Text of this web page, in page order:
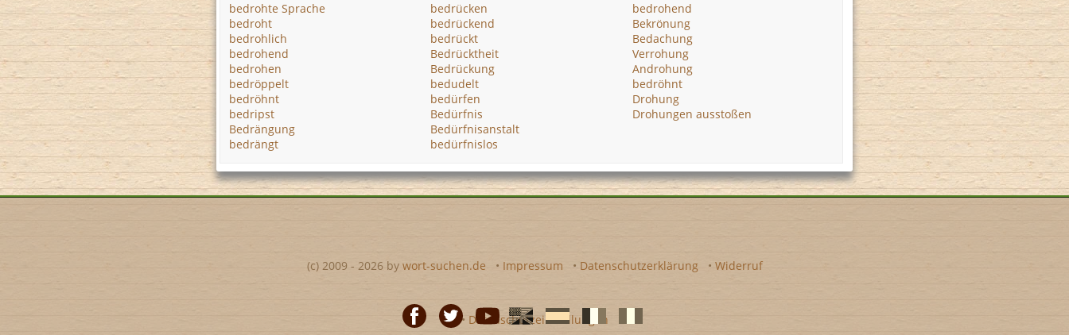
bedrohte Sprache
bedroht
bedrohlich
bedrohend
bedrohen
bedröppelt
bedröhnt
bedripst
Bedrängung
bedrängt
bedrücken
bedrückend
bedrückt
Bedrücktheit
Bedrückung
bedudelt
bedürfen
Bedürfnis
Bedürfnisanstalt
bedürfnislos
bedrohend
Bekrönung
Bedachung
Verrohung
Androhung
bedröhnt
Drohung
Drohungen ausstoßen
(c) 2009 - 2026 by wort-suchen.de • Impressum • Datenschutzerklärung • Widerruf
• Datenschutzeinstellungen